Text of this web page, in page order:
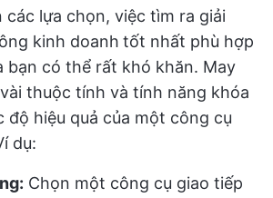
lựa chọn, việc tìm ra giải
kinh doanh tốt nhất phù hợp
bạn có thể rất khó khăn. May
thuộc tính và tính năng khóa
độ hiệu quả của một công cụ
dụ:
Chọn một công cụ giao tiếp